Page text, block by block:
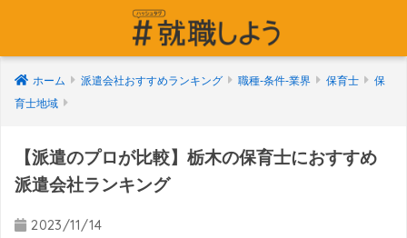
ホーム 派遣会社おすすめランキング 職種-条件-業界 保育士
保
育士地域
【派遣のプロが比較】栃木の保育士におすすめ
派遣会社ランキング
2023/11/14